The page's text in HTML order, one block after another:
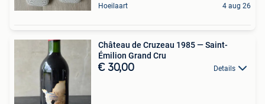
Hoeilaart 4 aug 26
Château de Cruzeau 1985 — Saint-
Émilion Grand Cru
€ 30,00 Details